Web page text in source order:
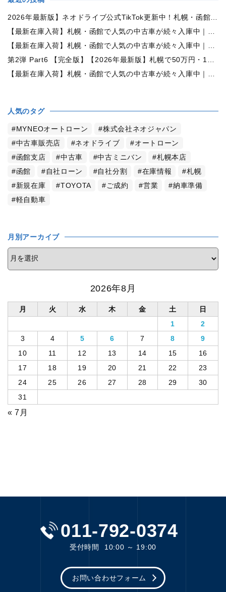
人気のタグ
MYNEOオートローン
株式会社ネオジャパン
中古車販売店
ネオドライブ
オートローン
函館支店
中古車 中古ミニバン
札幌本店
函館
自社ローン 自社分割 在庫情報
札幌
新規在庫
TOYOTA ご成約 営業
納車準備
軽自動車
月別アーカイブ
2026年8月
月 火 水 木 金 土
日
1
2
3
4 5 6 7 8
9
10
11 12 13 14 15
16
17
18 19 20 21 22
23
24
25 26 27 28 29
30
31
« 7月
011-792-0374
受付時間 10:00 ～ 19:00
お問い合わせフォーム